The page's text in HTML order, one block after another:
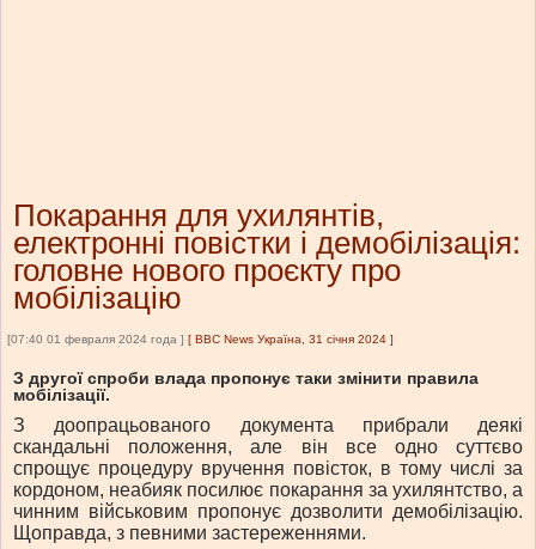
Покарання для ухилянтів,
електронні повістки і демобілізація:
головне нового проєкту про
мобілізацію
[07:40 01 февраля 2024 года ] [ BBC News Україна, 31 січня 2024 ]
З другої спроби влада пропонує таки змінити правила
мобілізації.
З доопрацьованого документа прибрали деякі
скандальні положення, але він все одно суттєво
спрощує процедуру вручення повісток, в тому числі за
кордоном, неабияк посилює покарання за ухилянтство, а
чинним військовим пропонує дозволити демобілізацію.
Щоправда, з певними застереженнями.